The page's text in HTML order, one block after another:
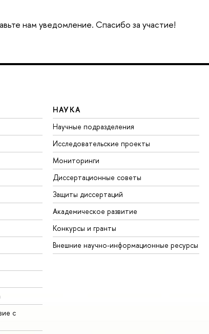
нам уведомление. Спасибо за участие!
с
НАУКА
Научные подразделения
Исследовательские проекты
Мониторинги
Диссертационные советы
Защиты диссертаций
Академическое развитие
Конкурсы и гранты
Внешние научно-информационные ресурсы